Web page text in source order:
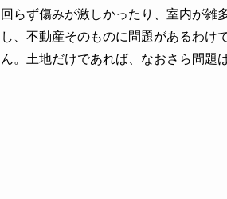
回らず傷みが激しかったり、室内が雑
し、不動産そのものに問題があるわけ
ん。土地だけであれば、なおさら問題